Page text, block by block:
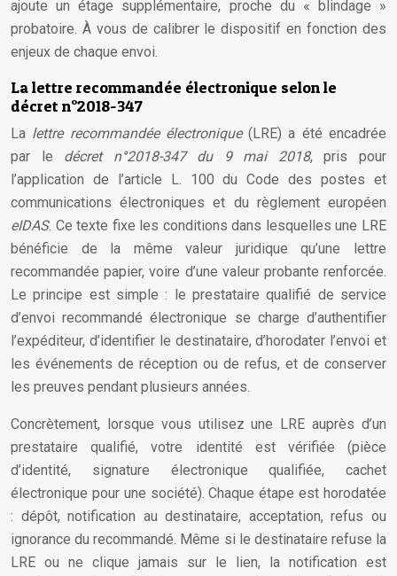
ajoute un étage supplémentaire, proche du « blindage »
probatoire. À vous de calibrer le dispositif en fonction des
enjeux de chaque envoi.
La lettre recommandée électronique selon le
décret n°2018-347
La lettre recommandée électronique(LRE) a été encadrée
par le décret n°2018-347 du 9 mai 2018, pris pour
l’application de l’article L. 100 du Code des postes et
communications électroniques et du règlement européen
eIDAS. Ce texte fixe les conditions dans lesquelles une LRE
bénéficie de la même valeur juridique qu’une lettre
recommandée papier, voire d’une valeur probante renforcée.
Le principe est simple : le prestataire qualifié de service
d’envoi recommandé électronique se charge d’authentifier
l’expéditeur, d’identifier le destinataire, d’horodater l’envoi et
les événements de réception ou de refus, et de conserver
les preuves pendant plusieurs années.
Concrètement, lorsque vous utilisez une LRE auprès d’un
prestataire qualifié, votre identité est vérifiée (pièce
d’identité, signature électronique qualifiée, cachet
électronique pour une société). Chaque étape est horodatée
: dépôt, notification au destinataire, acceptation, refus ou
ignorance du recommandé. Même si le destinataire refuse la
LRE ou ne clique jamais sur le lien, la notification est